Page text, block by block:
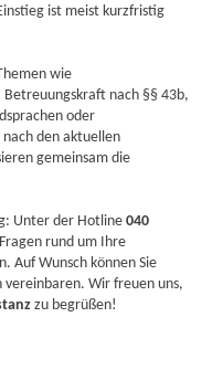
ist meist kurzfristig
wie
nach §§ 43b,
oder
nach den aktuellen
gemeinsam die
Unter der Hotline040
rund um Ihre
Auf Wunsch können Sie
Wir freuen uns,
zu begrüßen!